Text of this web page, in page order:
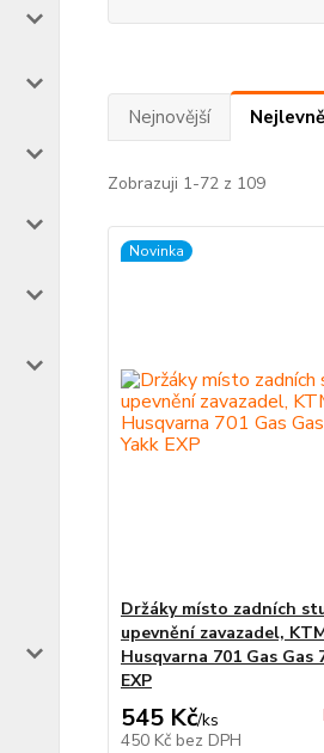
Nejnovější
Zobrazuji 1-72 z 109
Novinka
Držáky místo zadních
upevnění zavazadel,
Husqvarna 701 Gas Gas
EXP
545 Kč/ks
450 Kč bez DPH